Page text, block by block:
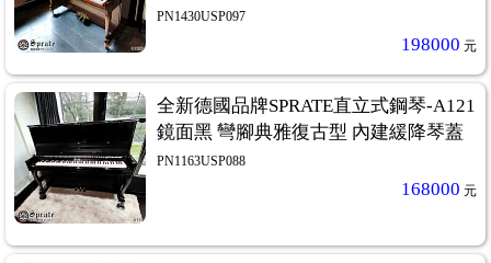
PN1430USP097
198000 元
全新德國品牌SPRATE直立式鋼琴-A121
鏡面黑 彎腳典雅復古型 內建緩降琴蓋
PN1163USP088
168000 元